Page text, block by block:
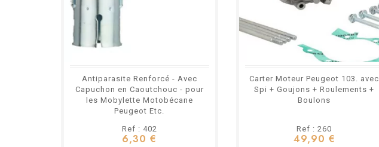
Antiparasite Renforcé - Avec
Capuchon en Caoutchouc - pour
les Mobylette Motobécane
Peugeot Etc.
Ref : 402
6,30 €
Carter Moteur Peugeot 103. avec
Spi + Goujons + Roulements +
Boulons
Ref : 260
49,90 €